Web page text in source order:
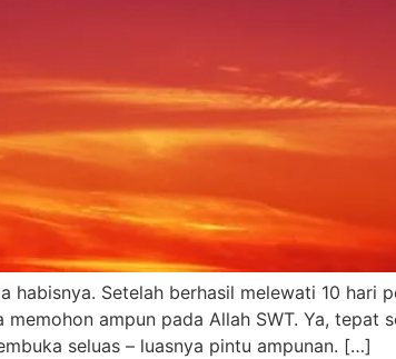
habisnya. Setelah berhasil melewati 10
ampun pada Allah SWT. Ya, tepat
seluas – luasnya pintu ampunan. […]